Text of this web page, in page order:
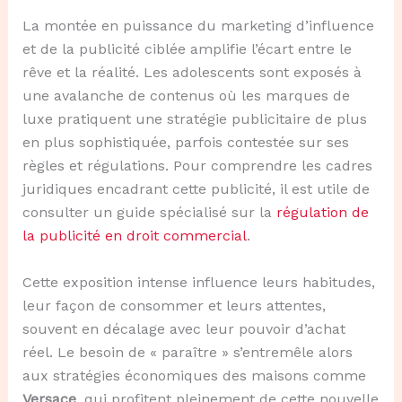
La montée en puissance du marketing d’influence
et de la publicité ciblée amplifie l’écart entre le
rêve et la réalité. Les adolescents sont exposés à
une avalanche de contenus où les marques de
luxe pratiquent une stratégie publicitaire de plus
en plus sophistiquée, parfois contestée sur ses
règles et régulations. Pour comprendre les cadres
juridiques encadrant cette publicité, il est utile de
consulter un guide spécialisé sur la régulation de
la publicité en droit commercial.
Cette exposition intense influence leurs habitudes,
leur façon de consommer et leurs attentes,
souvent en décalage avec leur pouvoir d’achat
réel. Le besoin de « paraître » s’entremêle alors
aux stratégies économiques des maisons comme